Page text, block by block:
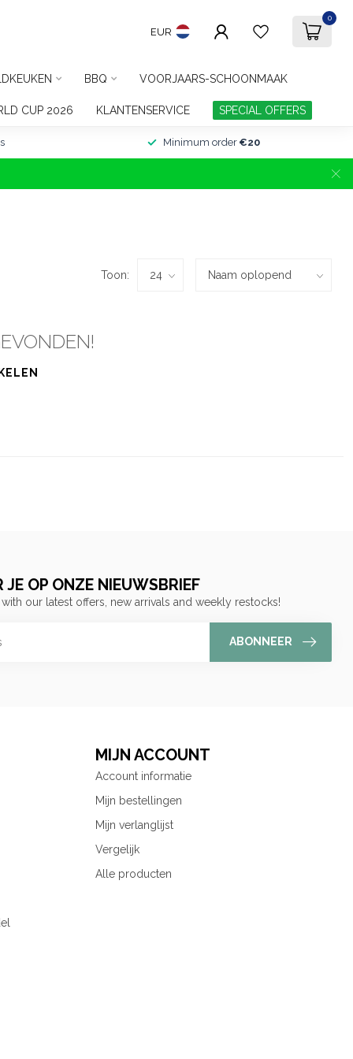
EUR
0
BBQ VOORJAARS-SCHOONMAAK
CUP 2026 KLANTENSERVICE SPECIAL OFFERS
Minimum order €20
Toon:
JE OP ONZE NIEUWSBRIEF
our latest offers, new arrivals and weekly restocks!
ABONNEER
MIJN ACCOUNT
Account informatie
Mijn bestellingen
Mijn verlanglijst
Vergelijk
Alle producten